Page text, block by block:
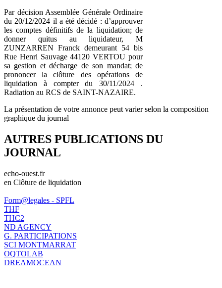
Par décision Assemblée Générale Ordinaire
du 20/12/2024 il a été décidé : d’approuver
les comptes définitifs de la liquidation; de
donner quitus au liquidateur, M
ZUNZARREN Franck demeurant 54 bis
Rue Henri Sauvage 44120 VERTOU pour
sa gestion et décharge de son mandat; de
prononcer la clôture des opérations de
liquidation à compter du 30/11/2024 .
Radiation au RCS de SAINT-NAZAIRE.
La présentation de votre annonce peut varier selon la composition
graphique du journal
AUTRES PUBLICATIONS DU
JOURNAL
echo-ouest.fr
en Clôture de liquidation
Form@legales - SPFL
THF
THC2
ND AGENCY
G. PARTICIPATIONS
SCI MONTMARRAT
OQTOLAB
DREAMOCEAN